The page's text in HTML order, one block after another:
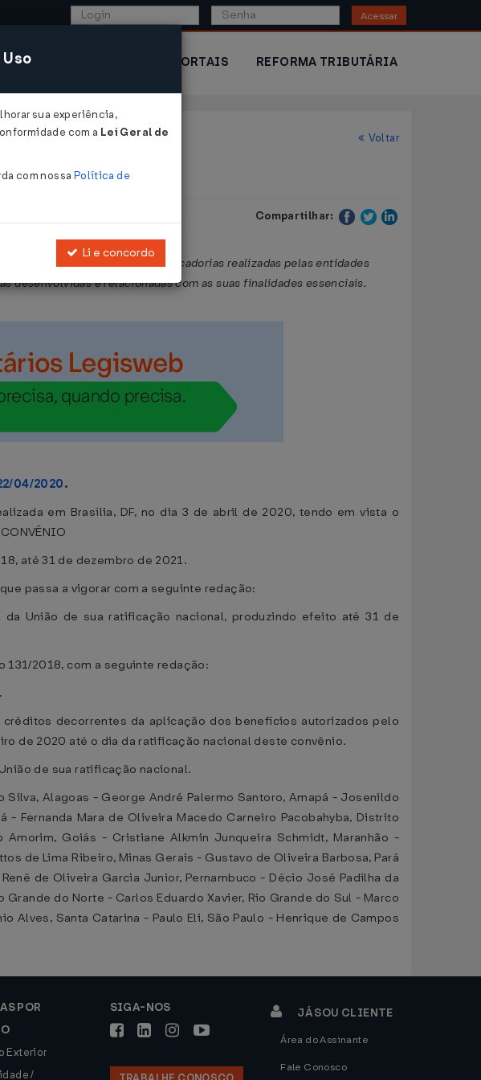
Acessar
COMÉRCIO EXTERIOR PORTAIS REFORMA TRIBUTÁRIA
Voltar
Compartilhar:
do ICMS nas saídas de mercadorias realizadas pelas entidades
e relacionadas com as suas finalidades essenciais.
04/2020.
em Brasília, DF, no dia 3 de abril de 2020, tendo em vista o
até 31 de dezembro de 2021.
passa a vigorar com a seguinte redação:
União de sua ratificação nacional, produzindo efeito até 31 de
131/2018, com a seguinte redação:
decorrentes da aplicação dos benefícios autorizados pelo
de 2020 até o dia da ratificação nacional deste convênio.
de sua ratificação nacional.
Silva, Alagoas - George André Palermo Santoro, Amapá - Josenildo
Fernanda Mara de Oliveira Macedo Carneiro Pacobahyba, Distrito
Goiás - Cristiane Alkmin Junqueira Schmidt, Maranhão -
de Lima Ribeiro, Minas Gerais - Gustavo de Oliveira Barbosa, Pará
de Oliveira Garcia Junior, Pernambuco - Décio José Padilha da
do Norte - Carlos Eduardo Xavier, Rio Grande do Sul - Marco
Alves, Santa Catarina - Paulo Eli, São Paulo - Henrique de Campos
POR
Exterior
/
SIGA-NOS JÁ SOU CLIENTE
Área do Assinante
Fale Conosco
sua experiência,
com a Lei Geral de
com nossa Política de
Li e concordo